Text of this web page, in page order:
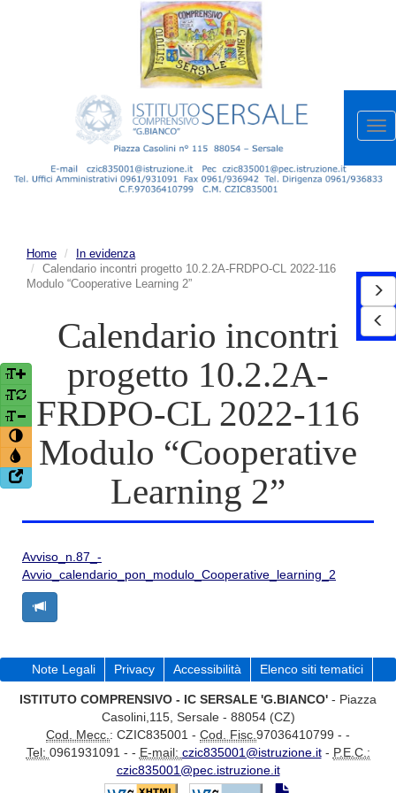
Home
In evidenza
Calendario incontri progetto 10.2.2A-FRDPO-CL 2022-116
Modulo “Cooperative Learning 2”
Calendario incontri
progetto 10.2.2A-
FRDPO-CL 2022-116
Modulo “Cooperative
Learning 2”
Avviso_n.87_-
Avvio_calendario_pon_modulo_Cooperative_learning_2
Note Legali Privacy Accessibilità Elenco siti tematici
ISTITUTO COMPRENSIVO - IC SERSALE 'G.BIANCO' - Piazza
Casolini,115, Sersale - 88054 (CZ)
Cod. Mecc.: CZIC835001 - Cod. Fisc.97036410799 - -
Tel: 0961931091 - - E-mail: czic835001@istruzione.it- P.E.C.:
czic835001@pec.istruzione.it